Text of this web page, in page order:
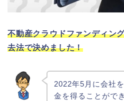
不動産クラウドファンディン
去法で決めました！
2022年5月に会社
金を得ることがで